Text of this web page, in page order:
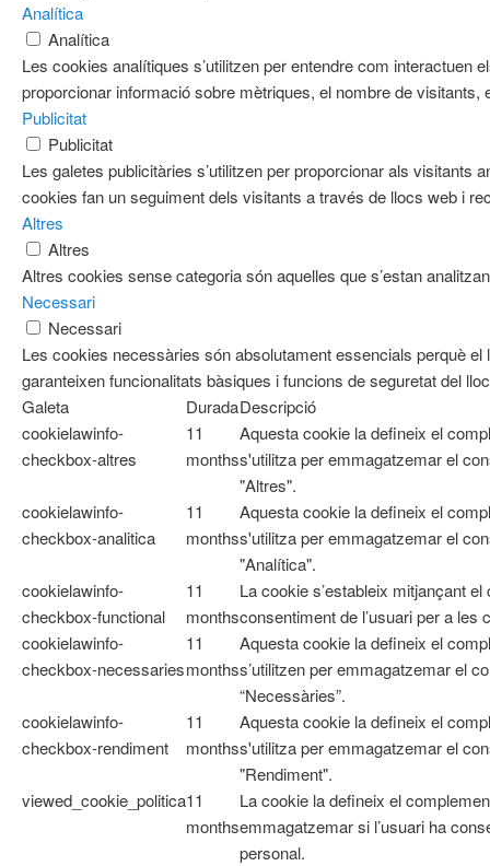
Analítica
Analítica
Les cookies analítiques s’utilitzen per entendre com interactuen
proporcionar informació sobre mètriques, el nombre de visitants,
Publicitat
Publicitat
Les galetes publicitàries s’utilitzen per proporcionar als
cookies fan un seguiment dels visitants a través de llocs web i
Altres
Altres
Altres cookies sense categoria són aquelles que s’estan
Necessari
Necessari
Les cookies necessàries són absolutament essencials perquè
garanteixen funcionalitats bàsiques i funcions de seguretat del
Galeta
DuradaDescripció
cookielawinfo-
checkbox-altres
11
months
Aquesta cookie la defineix el
s'utilitza per emmagatzemar el
"Altres".
cookielawinfo-
checkbox-analitica
11
months
Aquesta cookie la defineix el
s'utilitza per emmagatzemar el
"Analítica".
cookielawinfo-
checkbox-functional
11
months
La cookie s’estableix mitjançant
consentiment de l’usuari per a les
cookielawinfo-
checkbox-necessaries
11
months
Aquesta cookie la defineix el
s’utilitzen per emmagatzemar el
“Necessàries”.
cookielawinfo-
checkbox-rendiment
11
months
Aquesta cookie la defineix el
s'utilitza per emmagatzemar el
"Rendiment".
viewed_cookie_politica11
months
La cookie la defineix el
emmagatzemar si l’usuari ha
personal.